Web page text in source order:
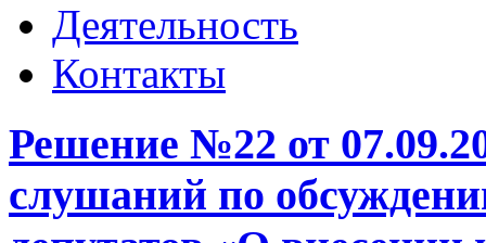
Деятельность
Контакты
Решение №22 от
слушаний по